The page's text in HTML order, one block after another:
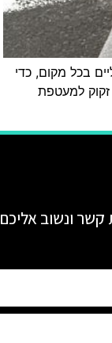
בכל מקום, כדי
זקוק למעטפת
קשר ונשוב אליכם